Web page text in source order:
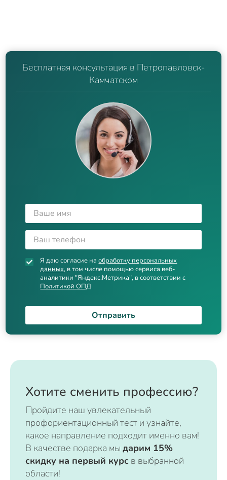
Бесплатная консультация в Петропавловск-
Камчатском
Я даю согласие наобработку персональных
данных, в том числе помощью сервиса веб-
аналитики "Яндекс.Метрика", в соответствии с
Политикой ОПД
Отправить
Хотите сменить профессию?
Пройдите наш увлекательный
профориентационный тест и узнайте,
какое направление подходит именно вам!
В качестве подарка мы дарим 15%
скидку на первый курс в выбранной
области!